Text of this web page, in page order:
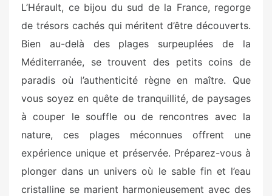
L’Hérault, ce bijou du sud de la France, regorge
de trésors cachés qui méritent d’être découverts.
Bien au-delà des plages surpeuplées de la
Méditerranée, se trouvent des petits coins de
paradis où l’authenticité règne en maître. Que
vous soyez en quête de tranquillité, de paysages
à couper le souffle ou de rencontres avec la
nature, ces plages méconnues offrent une
expérience unique et préservée. Préparez-vous à
plonger dans un univers où le sable fin et l’eau
cristalline se marient harmonieusement avec des